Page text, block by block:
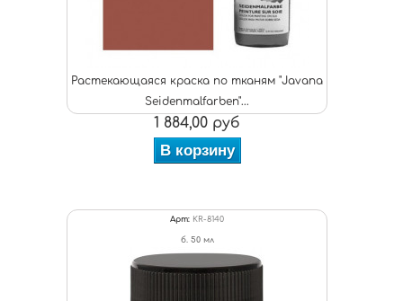
Растекающаяся краска по тканям "Javana
Seidenmalfarben"...
1 884,00 руб
В корзину
Арт: KR-8140
б. 50 мл